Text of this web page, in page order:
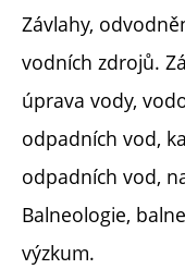
Závlahy,
vodních zdrojů.
úprava vody,
odpadních vod,
odpadních vod,
Balneologie,
výzkum.